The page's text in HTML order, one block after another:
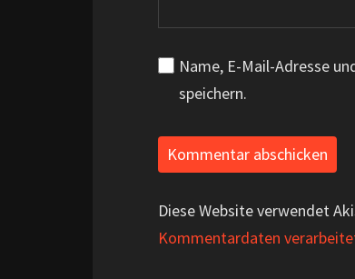
Name, E-Mail-Adresse
speichern.
Diese Website verwendet
Kommentardaten